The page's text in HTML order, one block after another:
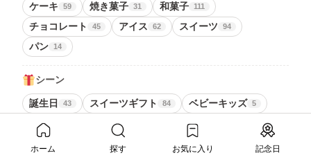
ケーキ 59 焼き菓子 31 和菓子 111
チョコレート 45 アイス 62 スイーツ 94
パン 14
シーン
誕生日 43 スイーツギフト 84 ベビーキッズ 5
推し活 エンタメ・IP センイル
オーダーメイド アレルギー対応 2
ホーム 探す お気に入り 記念日